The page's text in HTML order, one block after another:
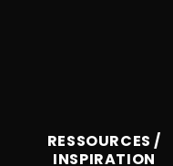
RESSOURCES /
INSPIRATION